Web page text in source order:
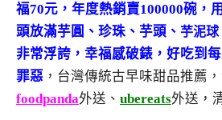
福70元，年度熱銷賣100000碗，
頭放滿芋圓、珍珠、芋頭、 芋泥球
非常浮誇，幸福感破錶，好吃到
罪惡 ，台灣傳統古早味甜品推薦
foodpanda外送、 ubereats外送，